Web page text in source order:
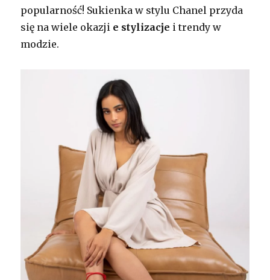
popularność! Sukienka w stylu Chanel przyda
się na wiele okazji e stylizacje i trendy w
modzie.